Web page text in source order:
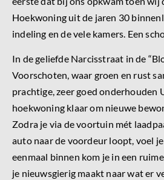
Hoekwoning uit de jaren 30
indeling en de vele kamers. Een
In de geliefde Narcisstraat in de
Voorschoten, waar groen en rust
prachtige, zeer goed onderhouden
hoekwoning klaar om nieuwe
Zodra je via de voortuin mét
auto naar de voordeur loopt, voel
eenmaal binnen kom je in een
je nieuwsgierig maakt naar wat er